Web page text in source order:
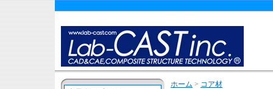
ホーム > コア材